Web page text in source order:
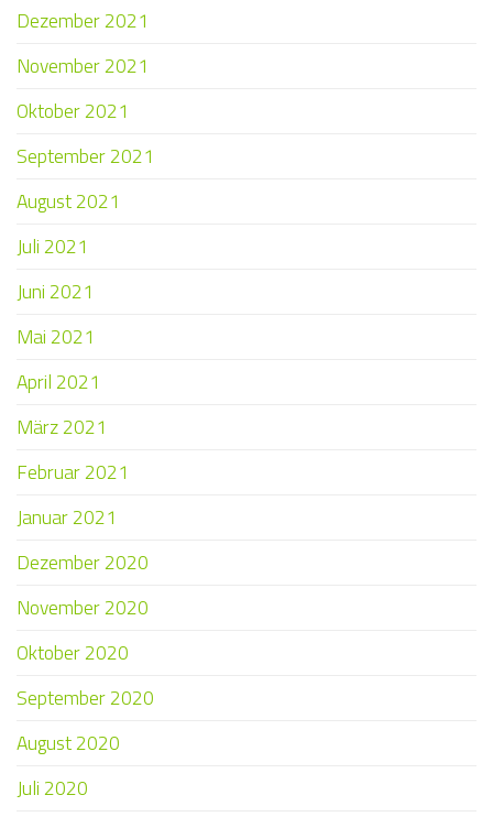
Dezember 2021
November 2021
Oktober 2021
September 2021
August 2021
Juli 2021
Juni 2021
Mai 2021
April 2021
März 2021
Februar 2021
Januar 2021
Dezember 2020
November 2020
Oktober 2020
September 2020
August 2020
Juli 2020